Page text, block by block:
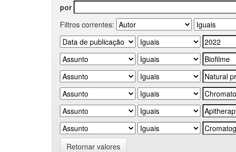
por
Filtros correntes:
Retornar valores